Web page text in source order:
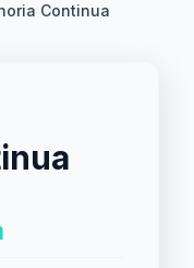
Continua